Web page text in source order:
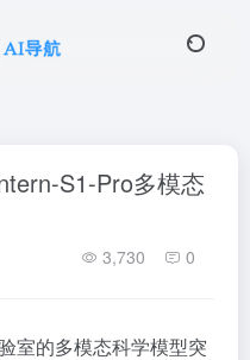
S1-Pro多模态
3,730 0
室的多模态科学模型突